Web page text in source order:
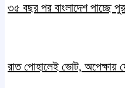
৩৫ বছর পর বাংলাদেশ পাচ্ছে
রাত পোহালেই ভোট, অপেক্ষায়